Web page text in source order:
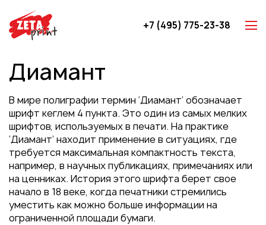
Брошюры
Игральные карты
Каталоги
Листовки
Книги
Папки
Календари
+7 (495) 775-23-38
Диамант
В мире полиграфии термин ‘Диамант’ обозначает
шрифт кеглем 4 пункта. Это один из самых мелких
шрифтов, используемых в печати. На практике
‘Диамант’ находит применение в ситуациях, где
требуется максимальная компактность текста,
например, в научных публикациях, примечаниях или
на ценниках. История этого шрифта берет свое
начало в 18 веке, когда печатники стремились
уместить как можно больше информации на
ограниченной площади бумаги.